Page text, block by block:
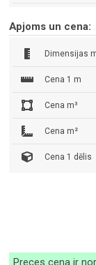
Apjoms un cena:
Dimensijas
Cena 1 m
Cena m³
Cena m²
Cena 1 dēlis
Preces cena ir